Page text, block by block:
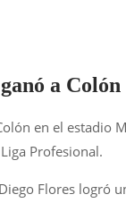
a
en el estadio
Profesional.
Flores logró